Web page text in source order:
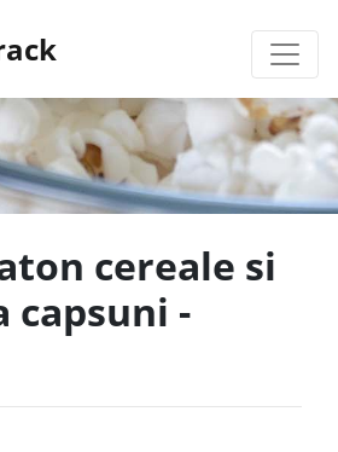
cereale si
capsuni -